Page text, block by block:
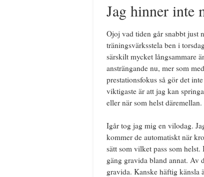
Jag hinner inte
Ojoj vad tiden går snabbt just
träningsvärksstela ben i
särskilt mycket långsammare
ansträngande nu, mer som
prestationsfokus så gör det
viktigaste är att jag kan
eller när som helst däremellan.
Igår tog jag mig en vilodag.
kommer de automatiskt när
sätt som vilket pass som
gäng gravida bland annat. Av
gravida. Kanske häftig känsla